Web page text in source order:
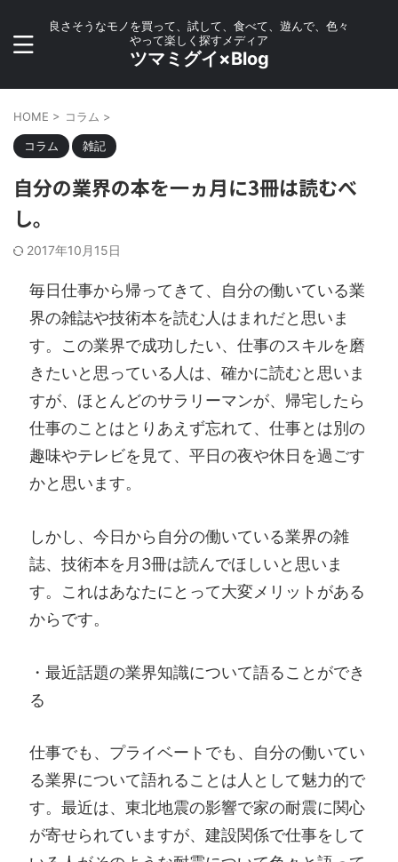
良さそうなモノを買って、試して、食べて、遊んで、色々
やって楽しく探すメディア
ツマミグイ×Blog
HOME > コラム >
コラム 雑記
自分の業界の本を一ヵ月に3冊は読むべ
し。
2017年10月15日
毎日仕事から帰ってきて、自分の働いている業
界の雑誌や技術本を読む人はまれだと思いま
す。この業界で成功したい、仕事のスキルを磨
きたいと思っている人は、確かに読むと思いま
すが、ほとんどのサラリーマンが、帰宅したら
仕事のことはとりあえず忘れて、仕事とは別の
趣味やテレビを見て、平日の夜や休日を過ごす
かと思います。
しかし、今日から自分の働いている業界の雑
誌、技術本を月3冊は読んでほしいと思いま
す。これはあなたにとって大変メリットがある
からです。
・最近話題の業界知識について語ることができ
る
仕事でも、プライベートでも、自分の働いてい
る業界について語れることは人として魅力的で
す。最近は、東北地震の影響で家の耐震に関心
が寄せられていますが、建設関係で仕事をして